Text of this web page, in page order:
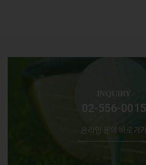
INQUIRY
02-556-0015
온라인 문의 바로가기